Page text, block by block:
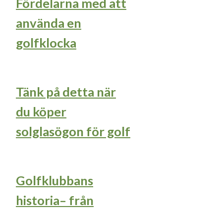
Fördelarna med att
använda en
golfklocka
Tänk på detta när
du köper
solglasögon för golf
Golfklubbans
historia– från